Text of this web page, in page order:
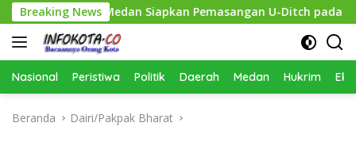
Langsung
ke
konten
Breaking News
Medan Siapkan Pemasangan U-Ditch pada 2027
Nasional Peristiwa Politik Daerah Medan Hukrim
Beranda Dairi/Pakpak Bharat